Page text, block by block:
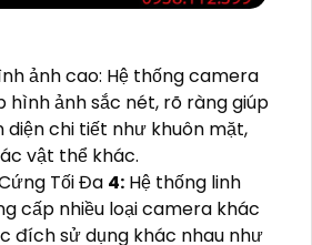
ảnh cao: Hệ thống camera
hình ảnh sắc nét, rõ ràng giúp
diện chi tiết như khuôn mặt,
vật thể khác.
Tối Đa 4: Hệ thống linh
cấp nhiều loại camera khác
đích sử dụng khác nhau như